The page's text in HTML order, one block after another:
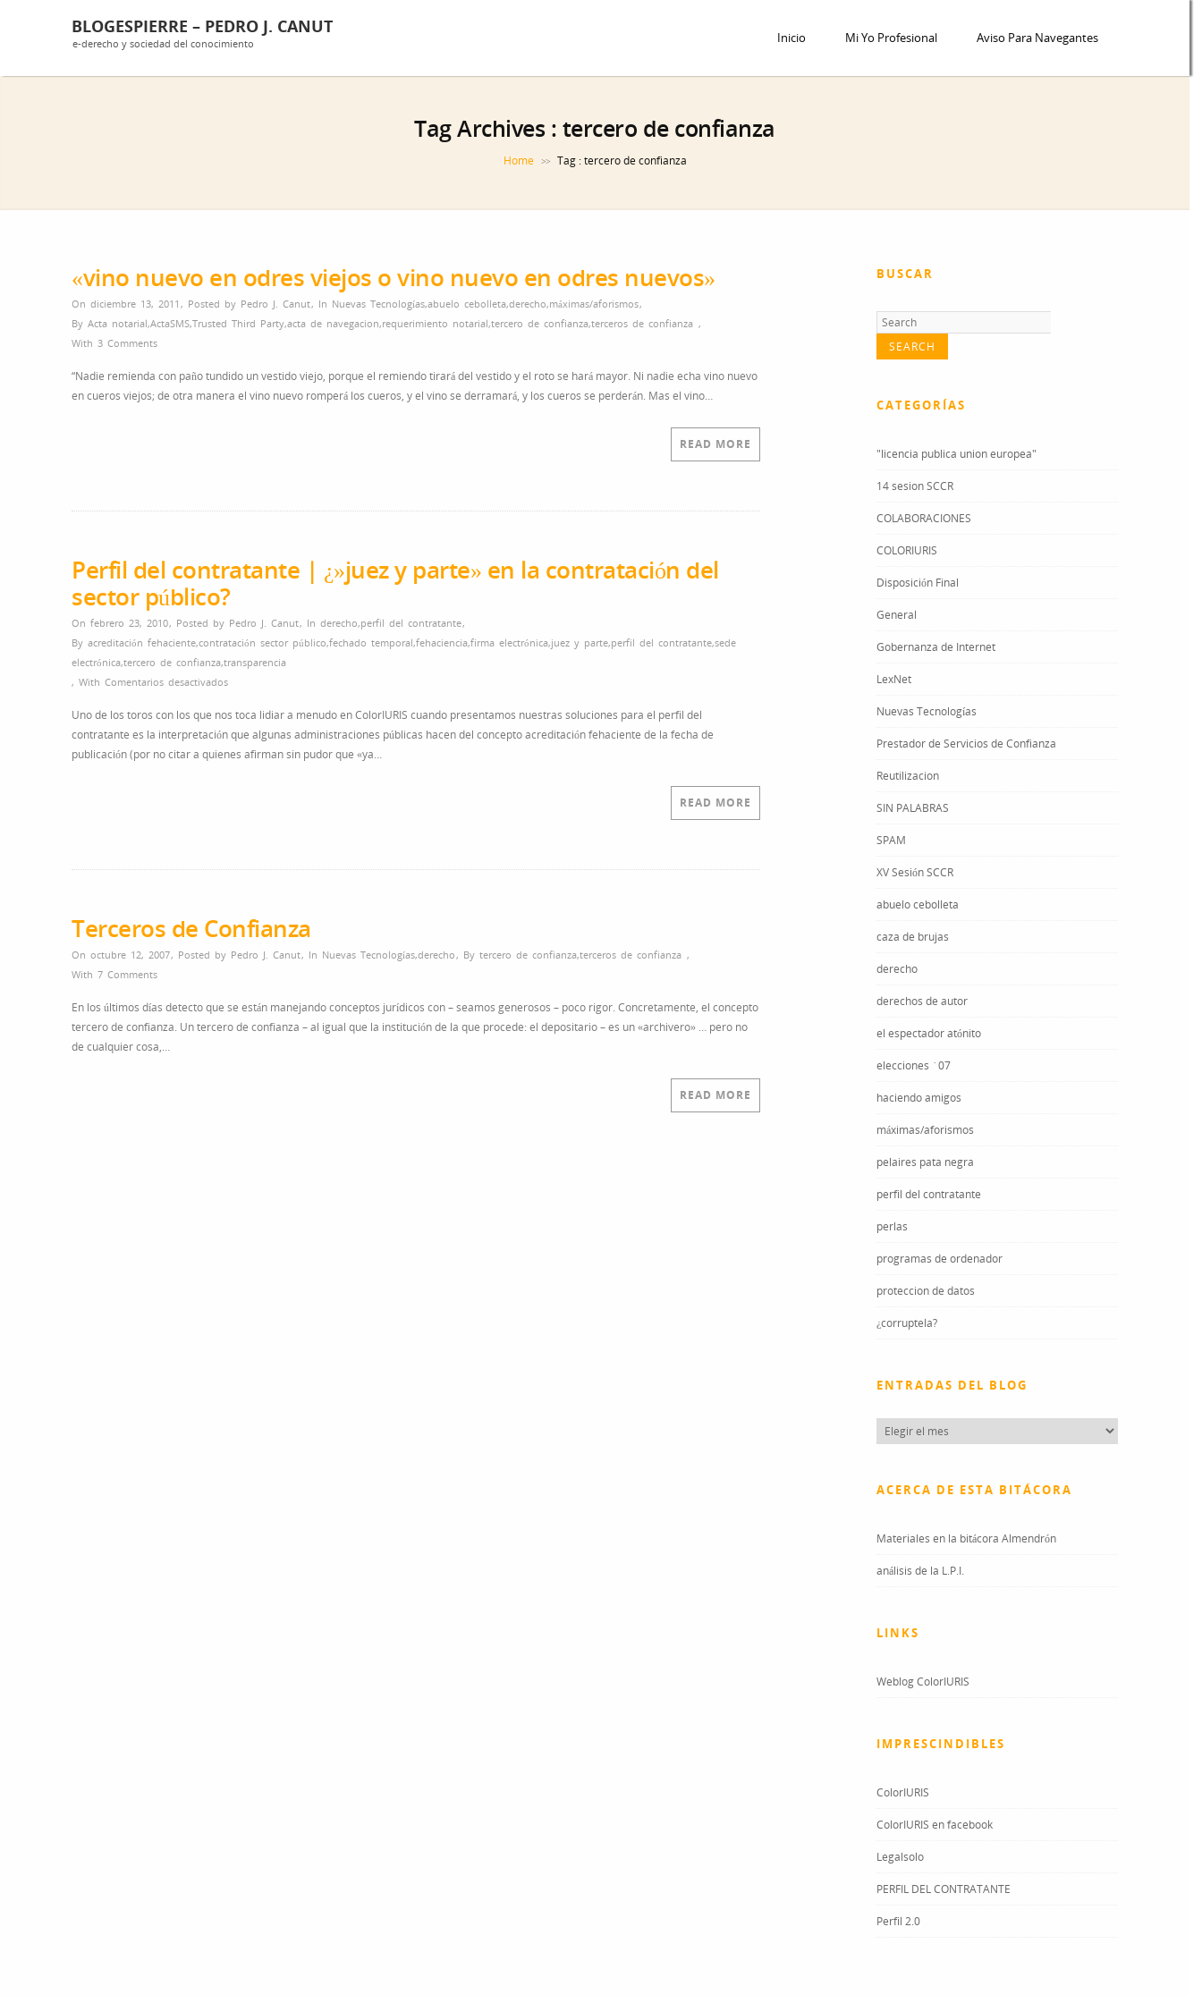
BLOGESPIERRE – PEDRO J. CANUT
e-derecho y sociedad del conocimiento Inicio Mi Yo Profesional Aviso Para Navegantes
Tag Archives : tercero de confianza
Home >> Tag : tercero de confianza
«vino nuevo en odres viejos o vino nuevo en odres nuevos»
On diciembre 13, 2011 , Posted by Pedro J. Canut, In Nuevas Tecnologías,abuelo cebolleta,derecho,máximas/aforismos,
By Acta notarial,ActaSMS,Trusted Third Party,acta de navegacion,requerimiento notarial,tercero de confianza,terceros de confianza ,
With 3 Comments
“Nadie remienda con paño tundido un vestido viejo, porque el remiendo tirará del vestido y el roto se hará mayor. Ni nadie echa vino nuevo
en cueros viejos; de otra manera el vino nuevo romperá los cueros, y el vino se derramará, y los cueros se perderán. Mas el vino…
READ MORE
Perfil del contratante | ¿»juez y parte» en la contratación del
sector público?
On febrero 23, 2010, Posted by Pedro J. Canut, In derecho,perfil del contratante,
By acreditación fehaciente,contratación sector público,fechado temporal,fehaciencia,firma electrónica,juez y parte,perfil del contratante,sede
electrónica,tercero de confianza,transparencia
, With Comentarios desactivadosen
del
contratante
|
sector
público?
Uno de los toros con los que nos toca lidiar a menudo en ColorIURIS cuando presentamos nuestras soluciones para el perfil del
contratante es la interpretación que algunas administraciones públicas hacen del concepto acreditación fehaciente de la fecha de
publicación (por no citar a quienes afirman sin pudor que «ya…
READ MORE
Terceros de Confianza
On octubre 12, 2007, Posted by Pedro J. Canut, In Nuevas Tecnologías,derecho, By tercero de confianza,terceros de confianza ,
With 7 Comments
En los últimos días detecto que se están manejando conceptos jurídicos con – seamos generosos – poco rigor. Concretamente, el concepto
tercero de confianza. Un tercero de confianza – al igual que la institución de la que procede: el depositario – es un «archivero» … pero no
de cualquier cosa,…
READ MORE
BUSCAR
CATEGORÍAS
"licencia publica union europea"
14 sesion SCCR
COLABORACIONES
COLORIURIS
Disposición Final
General
Gobernanza de Internet
LexNet
Nuevas Tecnologías
Prestador de Servicios de Confianza
Reutilizacion
SIN PALABRAS
SPAM
XV Sesión SCCR
abuelo cebolleta
caza de brujas
derecho
derechos de autor
el espectador atónito
elecciones ´07
haciendo amigos
máximas/aforismos
pelaires pata negra
perfil del contratante
perlas
programas de ordenador
proteccion de datos
¿corruptela?
ENTRADAS DEL BLOG
Entradas
del
ACERCA DE ESTA BITÁCORA
Materiales en la bitácora Almendrón
análisis de la L.P.I.
LINKS
Weblog ColorIURIS
IMPRESCINDIBLES
ColorIURIS
ColorIURIS en facebook
Legalsolo
PERFIL DEL CONTRATANTE
Perfil 2.0